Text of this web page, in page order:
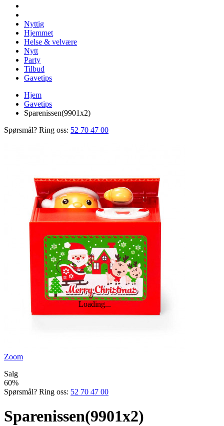
Nyttig
Hjemmet
Helse & velvære
Nytt
Party
Tilbud
Gavetips
Hjem
Gavetips
Sparenissen(9901x2)
Spørsmål? Ring oss: 52 70 47 00
Zoom
Salg
60%
Spørsmål? Ring oss: 52 70 47 00
Sparenissen(9901x2)